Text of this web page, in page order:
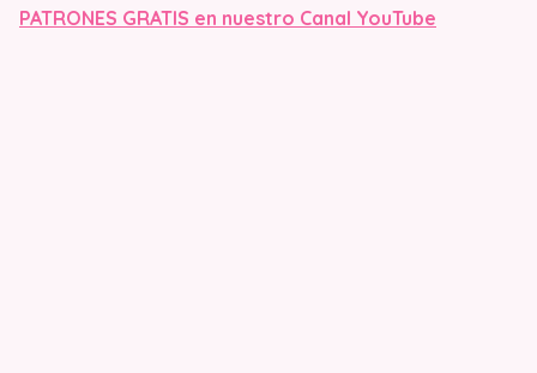
PATRONES GRATIS en nuestro Canal YouTube